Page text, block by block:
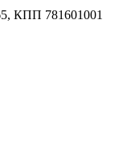
КПП 781601001